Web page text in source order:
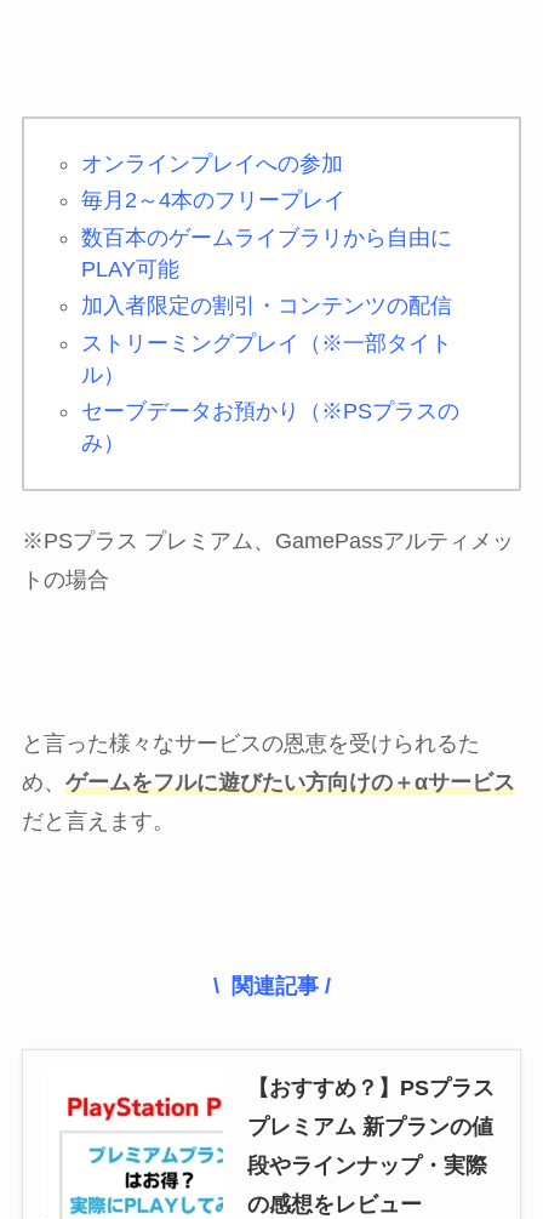
オンラインプレイへの参加
毎月2～4本のフリープレイ
数百本のゲームライブラリから自由に
PLAY可能
加入者限定の割引・コンテンツの配信
ストリーミングプレイ（※一部タイト
ル）
セーブデータお預かり（※PSプラスの
み）
※PSプラス プレミアム、GamePassアルティメッ
トの場合
と言った様々なサービスの恩恵を受けられるた
め、 ゲームをフルに遊びたい方向けの＋αサービス
だと言えます。
\ 関連記事 /
【おすすめ？】PSプラス
プレミアム 新プランの値
段やラインナップ・実際
の感想をレビュー